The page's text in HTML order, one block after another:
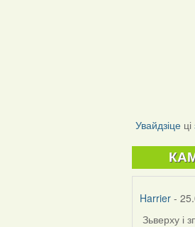
Увайдзіце ці
Harrier -
Зьверху і